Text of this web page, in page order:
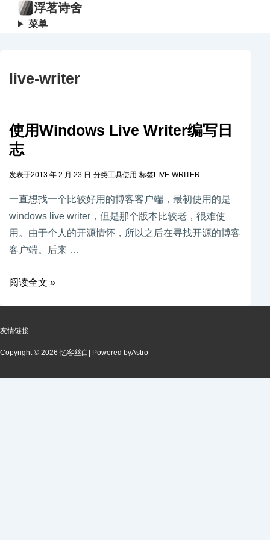
浮茗诗舍
菜单
live-writer
使用Windows Live Writer编写日
志
发表于2013 年 2 月 23 日 -分类工具使用-标签LIVE-WRITER
一直想找一个比较好用的博客客户端，最初使用的是
windows live writer，但是那个版本比较老，很难使
用。由于个人的开源情怀，所以之后在寻找开源的博客
客户端。后来 …
阅读全文 »
友情链接
Copyright © 2026 忆客丝白 | Powered byAstro